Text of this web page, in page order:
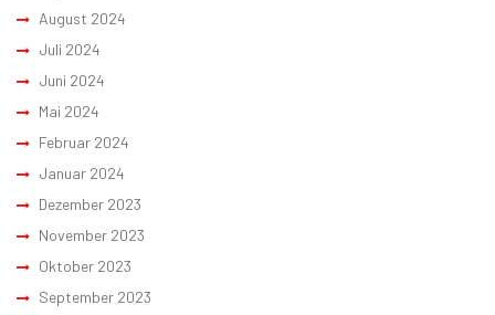
August 2024
Juli 2024
Juni 2024
Mai 2024
Februar 2024
Januar 2024
Dezember 2023
November 2023
Oktober 2023
September 2023